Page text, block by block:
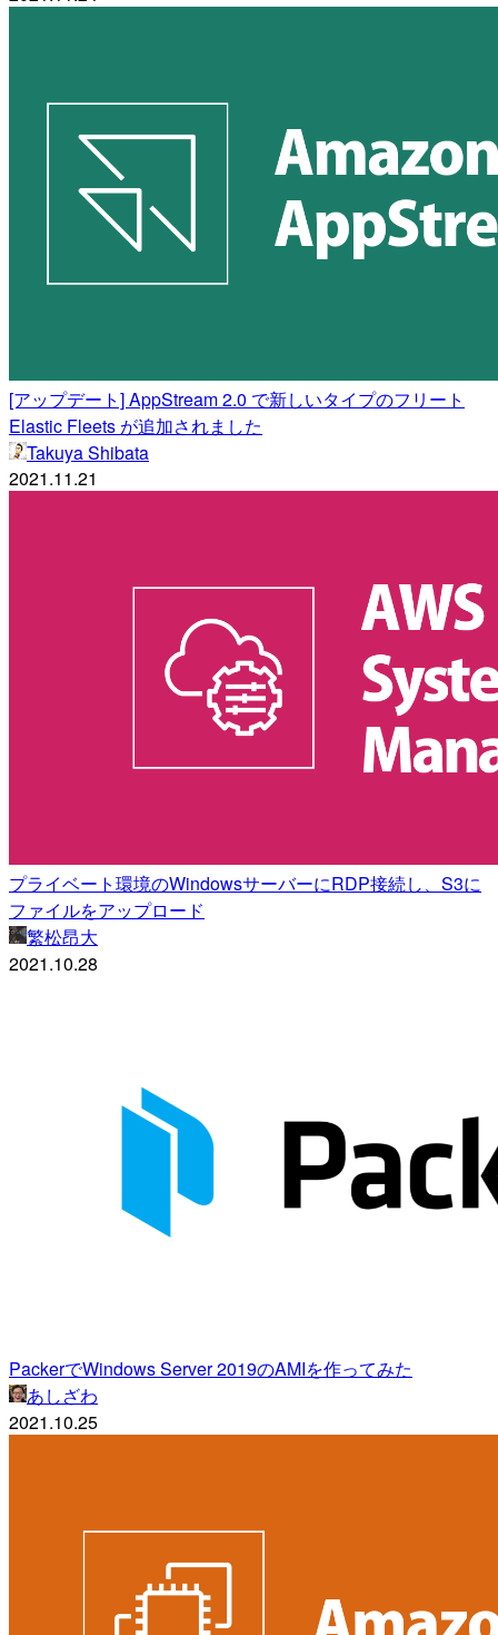
[アップデート] AppStream 2.0 で新しいタイプのフリート
Elastic Fleets が追加されました
Takuya Shibata
2021.11.21
プライベート環境のWindowsサーバーにRDP接続し、S3に
ファイルをアップロード
繁松昂大
2021.10.28
PackerでWindows Server 2019のAMIを作ってみた
あしざわ
2021.10.25